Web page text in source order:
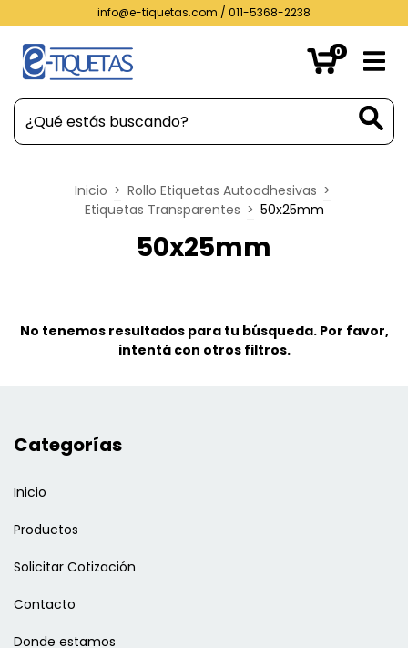
info@e-tiquetas.com / 011-5368-2238
0
Inicio > Rollo Etiquetas Autoadhesivas >
Etiquetas Transparentes > 50x25mm
50x25mm
No tenemos resultados para tu búsqueda. Por favor,
intentá con otros filtros.
Categorías
Inicio
Productos
Solicitar Cotización
Contacto
Donde estamos